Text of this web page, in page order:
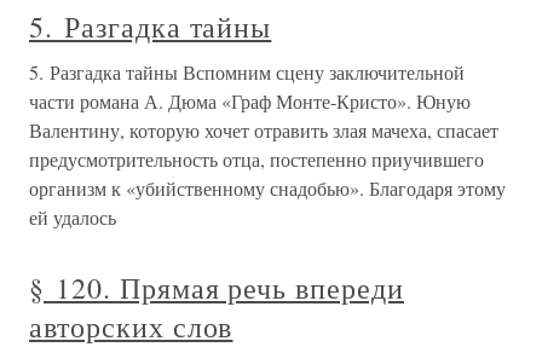
5. Разгадка тайны
5. Разгадка тайны Вспомним сцену заключительной
части романа А. Дюма «Граф Монте-Кристо». Юную
Валентину, которую хочет отравить злая мачеха, спасает
предусмотрительность отца, постепенно приучившего
организм к «убийственному снадобью». Благодаря этому
ей удалось
§ 120. Прямая речь впереди
авторских слов